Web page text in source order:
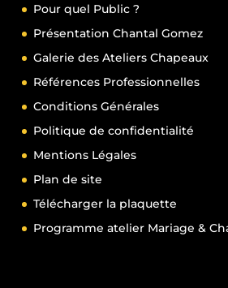
Pour quel Public ?
Présentation Chantal Gomez
Galerie des Ateliers Chapeaux
Références Professionnelles
Conditions Générales
Politique de confidentialité
Mentions Légales
Plan de site
Télécharger la plaquette
Programme atelier Mariage &